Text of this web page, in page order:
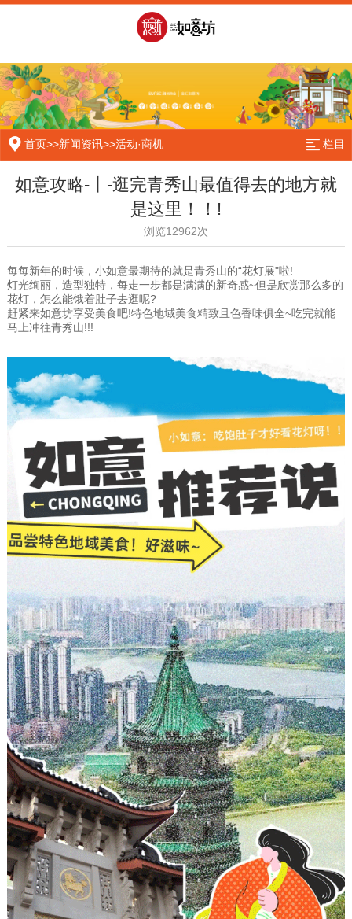
首页>>新闻资讯>>活动·商机 栏目
如意攻略-丨-逛完青秀山最值得去的地方就
是这里！！!
浏览12962次
每每新年的时候，小如意最期待的就是青秀山的“花灯展"啦!
灯光绚丽，造型独特，每走一步都是满满的新奇感~但是欣赏那么多的
花灯，怎么能饿着肚子去逛呢?
赶紧来如意坊享受美食吧!特色地域美食精致且色香味俱全~吃完就能
马上冲往青秀山!!!